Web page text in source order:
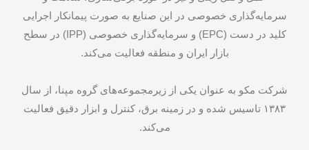
سرمایه‌گذاری خصوصی در این صنایع به صورت پیمانکار اجرایی
کلید در دست (EPC) و سرمایه‌گذاری خصوصی (IPP) در سطح
بازار ایران و منطقه فعالیت می‌کند.
شرکت مکو به عنوان یکی از زیرمجموعه‌های گروه مپنا، از سال
۱۳۸۳ تاسیس شده و در زمینه برق، کنترل و ابزار دقیق فعالیت
می‌کند.